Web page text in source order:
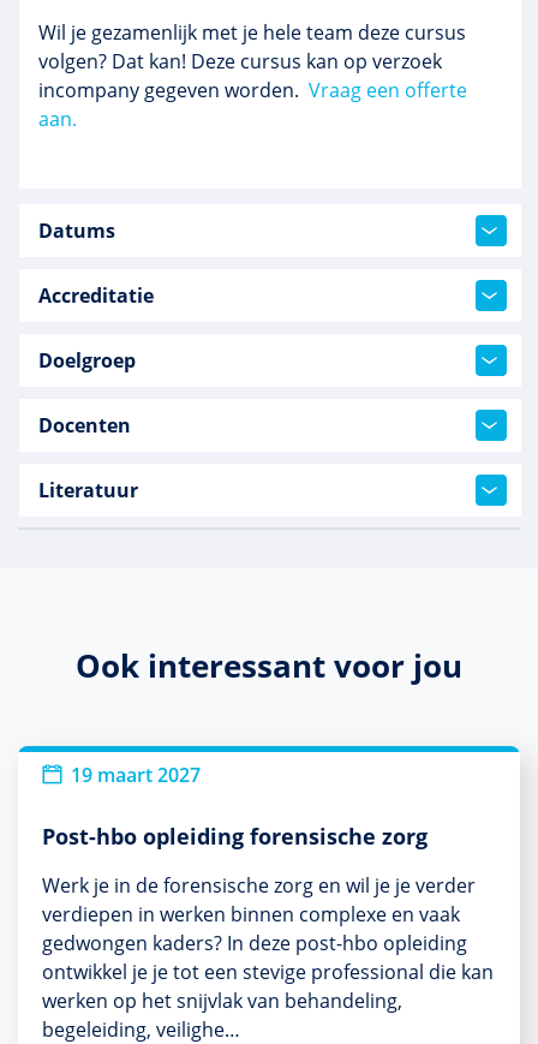
Wil je gezamenlijk met je hele team deze cursus
volgen? Dat kan! Deze cursus kan op verzoek
incompany gegeven worden. Vraag een offerte
aan.
Datums
Accreditatie
Doelgroep
Docenten
Literatuur
Ook interessant voor jou
19 maart 2027
Post-hbo opleiding forensische zorg
Werk je in de forensische zorg en wil je je verder
verdiepen in werken binnen complexe en vaak
gedwongen kaders? In deze post-hbo opleiding
ontwikkel je je tot een stevige professional die kan
werken op het snijvlak van behandeling,
begeleiding, veilighe…